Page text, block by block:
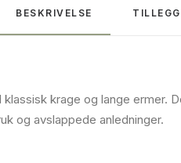
BESKRIVELSE
krage og lange
og avslappede anledninger.